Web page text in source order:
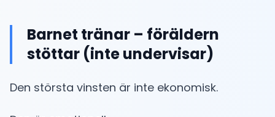
Barnet tränar – föräldern
stöttar (inte undervisar)
Den största vinsten är inte ekonomisk.